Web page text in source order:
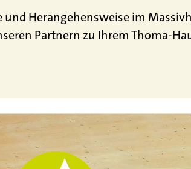
Herangehensweise im
Partnern zu Ihrem Thoma-